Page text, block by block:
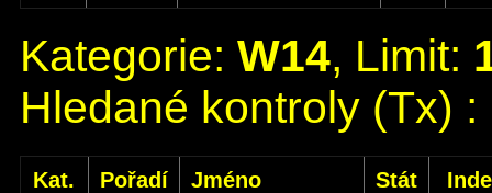
Kategorie: W14, Limit:
Hledané kontroly (Tx) :
Kat. Pořadí Jméno Stát